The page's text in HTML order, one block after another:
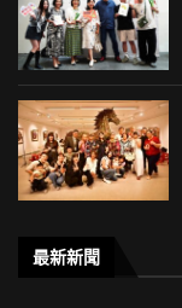
最新新聞